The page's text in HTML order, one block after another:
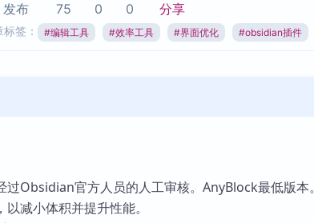
热门链接 Top5
加速访问 Obsidian 官方
市场
插件
发布 75 0 0 分享
签： #编辑工具 #效率工具 #界面优化 #obsidian插件
Obsidian官方人员的人工审核。AnyBlock最低版本。
减小体积并提升性能。